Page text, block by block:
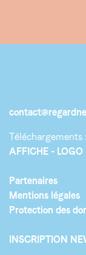
Téléchargements :
AFFICHE
LOGO
Partenaires
Mentions légales
Protection des
INSCRIPTION